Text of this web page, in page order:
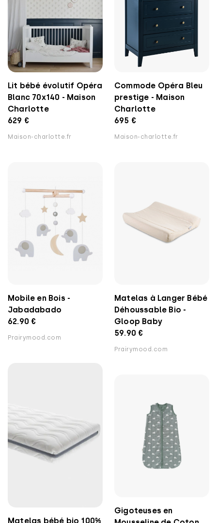
Lit bébé évolutif Opéra
Blanc 70x140 - Maison
Charlotte
629 €
Maison-charlotte.fr
Commode Opéra Bleu
prestige - Maison
Charlotte
695 €
Maison-charlotte.fr
Mobile en Bois -
Jabadabado
62.90 €
Prairymood.com
Matelas à Langer Bébé
Déhoussable Bio -
Gloop Baby
59.90 €
Prairymood.com
Matelas bébé bio 100%
Gigoteuses en